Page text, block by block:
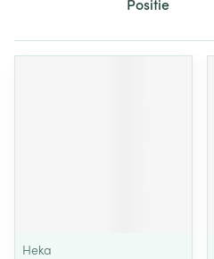
Sorteer op:
Heka